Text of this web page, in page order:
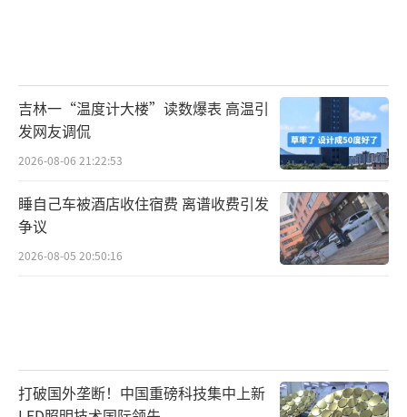
吉林一“温度计大楼”读数爆表 高温引
发网友调侃
2026-08-06 21:22:53
睡自己车被酒店收住宿费 离谱收费引发
争议
2026-08-05 20:50:16
打破国外垄断！中国重磅科技集中上新